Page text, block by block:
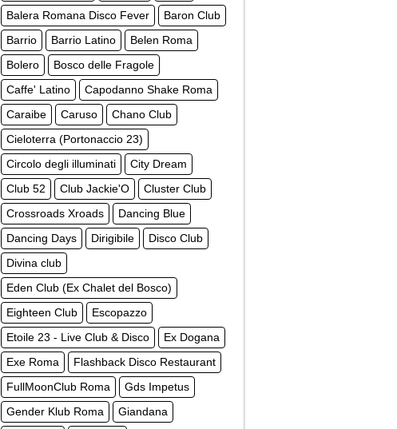
Balera Romana Disco Fever
Baron Club
Barrio
Barrio Latino
Belen Roma
Bolero
Bosco delle Fragole
Caffe' Latino
Capodanno Shake Roma
Caraibe
Caruso
Chano Club
Cieloterra (Portonaccio 23)
Circolo degli illuminati
City Dream
Club 52
Club Jackie'O
Cluster Club
Crossroads Xroads
Dancing Blue
Dancing Days
Dirigibile
Disco Club
Divina club
Eden Club (Ex Chalet del Bosco)
Eighteen Club
Escopazzo
Etoile 23 - Live Club & Disco
Ex Dogana
Exe Roma
Flashback Disco Restaurant
FullMoonClub Roma
Gds Impetus
Gender Klub Roma
Giandana